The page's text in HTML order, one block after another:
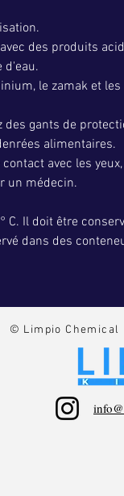
des produits
d'eau.
le zamak et
gants de
alimentaires.
avec les
un médecin.
C. Il doit être
dans des
© Limpio